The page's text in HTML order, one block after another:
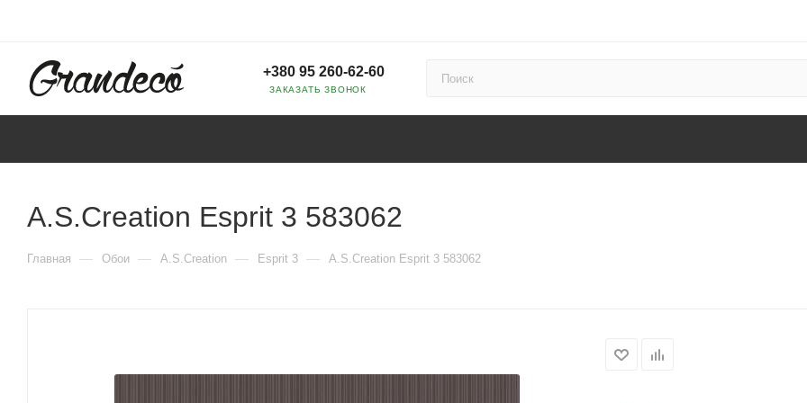
+380 95 260-62-60
ЗАКАЗАТЬ ЗВОНОК
A.S.Creation Esprit 3 583062
Главная — Обои — A.S.Creation — Esprit 3 — A.S.Creation Esprit 3 583062